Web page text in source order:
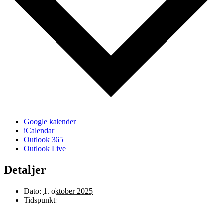
Google kalender
iCalendar
Outlook 365
Outlook Live
Detaljer
Dato: 1. oktober 2025
Tidspunkt: